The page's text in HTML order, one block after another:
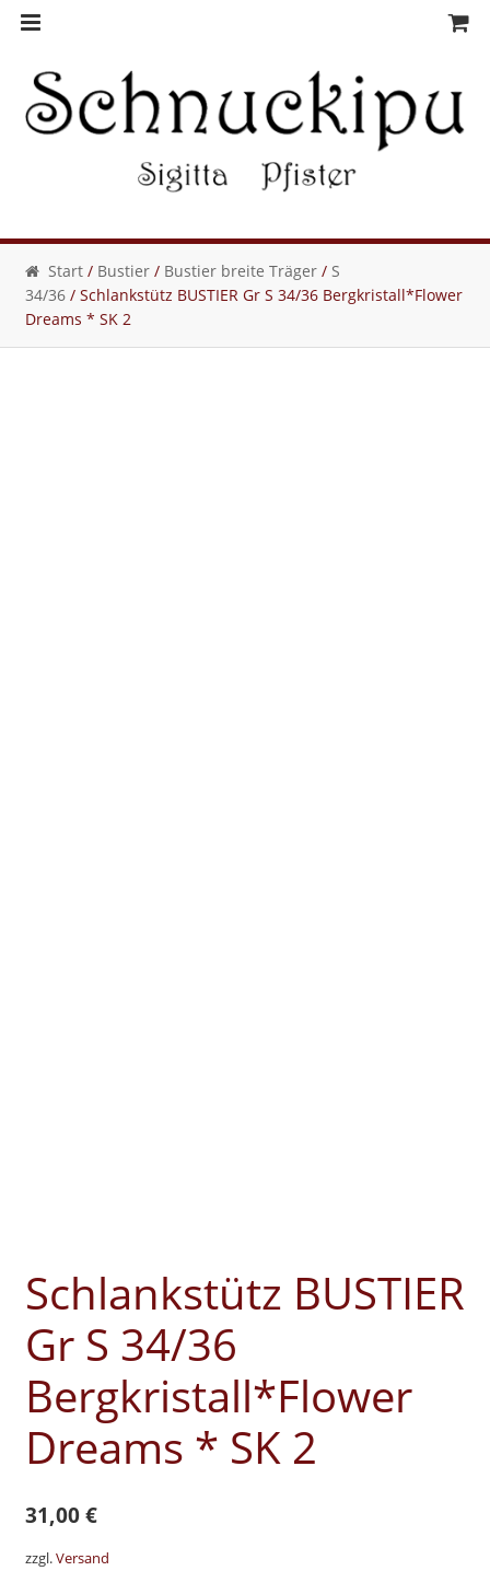
Skip
navigation
Skip
content
Start / Bustier / Bustier breite Träger /S
34/36/ Schlankstütz BUSTIER Gr S 34/36 Bergkristall*Flower
Dreams * SK 2
Schlankstütz BUSTIER
Gr S 34/36
Bergkristall*Flower
Dreams * SK 2
31,00€
zzgl.Versand